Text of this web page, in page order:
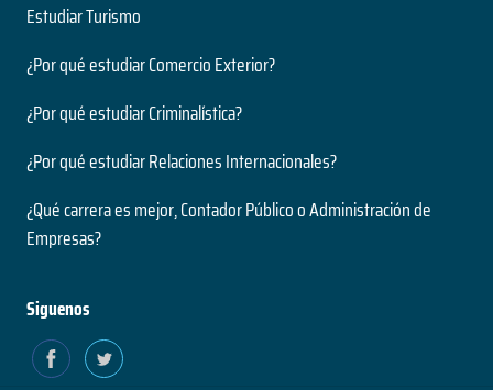
Estudiar Turismo
¿Por qué estudiar Comercio Exterior?
¿Por qué estudiar Criminalística?
¿Por qué estudiar Relaciones Internacionales?
¿Qué carrera es mejor, Contador Público o Administración de
Empresas?
Siguenos